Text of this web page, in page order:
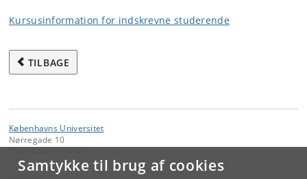
Samtykke til brug af cookies
Kursusinformation for indskrevne studerende
TILBAGE
Københavns Universitet
Nørregade 10